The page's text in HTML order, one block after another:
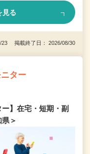
見る
23 掲載終了日： 2026/08/30
ター
】在宅・短期・副
＞